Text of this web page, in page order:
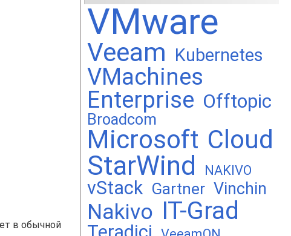
в обычной
VMware
Veeam Kubernetes
VMachines
Enterprise Offtopic
Broadcom
Microsoft Cloud
StarWind NAKIVO
vStack Gartner Vinchin
Nakivo IT-Grad